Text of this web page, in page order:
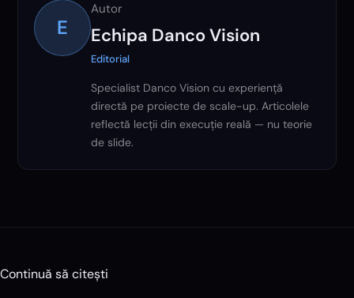
E
Autor
Echipa Danco Vision
Editorial
Specialist Danco Vision cu experiență
directă pe proiecte de scale-up. Articolele
reflectă lecții din execuție reală — nu teorie
de slide.
Continuă să citești